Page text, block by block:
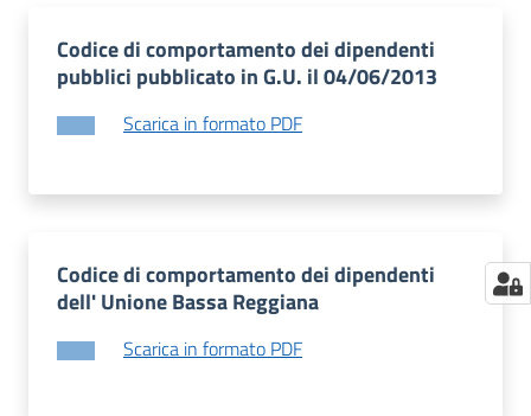
Codice di comportamento dei dipendenti
pubblici pubblicato in G.U. il 04/06/2013
Scarica in formato PDF
Codice di comportamento dei dipendenti
dell' Unione Bassa Reggiana
Scarica in formato PDF